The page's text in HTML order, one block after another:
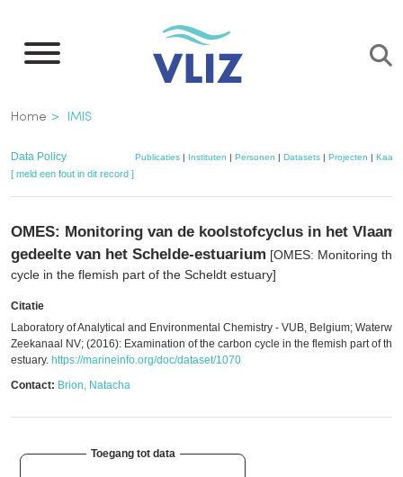
naar
inhoud
gaan
Kruimelpad
Home IMIS
Data Policy Publicaties| Instituten | Personen | Datasets| Projecten |
[ meld een fout in dit record ]
OMES: Monitoring van de koolstofcyclus in het
gedeelte van het Schelde-estuarium [OMES: Monitoring
cycle in the flemish part of the Scheldt estuary]
Citatie
Laboratory of Analytical and Environmental Chemistry - VUB, Belgium;
Zeekanaal NV; (2016): Examination of the carbon cycle in the flemish part of the
estuary. https://marineinfo.org/doc/dataset/1070
Contact: Brion, Natacha
Toegang tot data